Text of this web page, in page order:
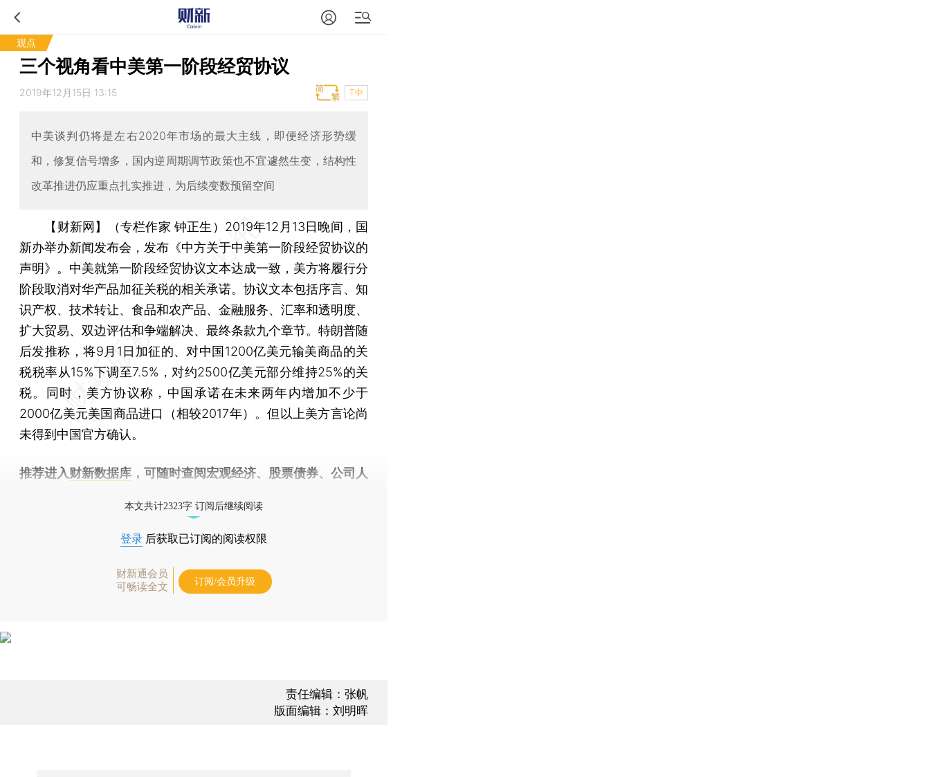
观点
三个视角看中美第一阶段经贸协议
2019年12月15日 13:15 T中
中美谈判仍将是左右2020年市场的最大主线，即便经济形势缓
和，修复信号增多，国内逆周期调节政策也不宜遽然生变，结构性
改革推进仍应重点扎实推进，为后续变数预留空间
【财新网】（专栏作家 钟正生） 2019年12月13日晚间，国
新办举办新闻发布会，发布《中方关于中美第一阶段经贸协议的
声明》。中美就第一阶段经贸协议文本达成一致，美方将履行分
阶段取消对华产品加征关税的相关承诺。协议文本包括序言、知
识产权、技术转让、食品和农产品、金融服务、汇率和透明度、
扩大贸易、双边评估和争端解决、最终条款九个章节。特朗普随
后发推称，将9月1日加征的、对中国1200亿美元输美商品的关
税税率从15%下调至7.5%，对约2500亿美元部分维持25%的关
税。同时，美方协议称，中国承诺在未来两年内增加不少于
2000亿美元美国商品进口（相较2017年）。但以上美方言论尚
未得到中国官方确认。
推荐进入财新数据库 ，可随时查阅宏观经济、股票债券、公司人
本文共计2323字 订阅后继续阅读
登录 后获取已订阅的阅读权限
财新通会员
可畅读全文
订阅/会员升级
责任编辑：张帆
版面编辑：刘明晖